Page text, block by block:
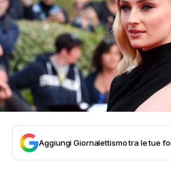
Aggiungi Giornalettismo tra le tue